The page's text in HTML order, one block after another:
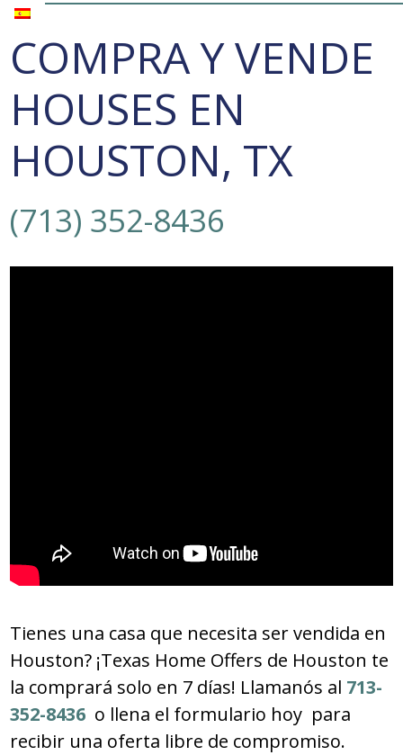
COMPRA Y VENDE
HOUSES EN
HOUSTON, TX
(713) 352-8436
Tienes una casa que necesita ser vendida en
Houston? ¡Texas Home Offers de Houston te
la comprará solo en 7 días! Llamanós al 713-
352-8436 o llena el formulario hoy para
recibir una oferta libre de compromiso.